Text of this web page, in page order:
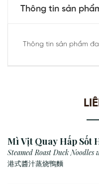
Thông tin sản
Thông tin sản phẩm
Mì Vịt Quay Hấp Sốt
Steamed Roast Duck Noodles
Hong Kong Sauce
港式醬汁蒸烧鴨麵